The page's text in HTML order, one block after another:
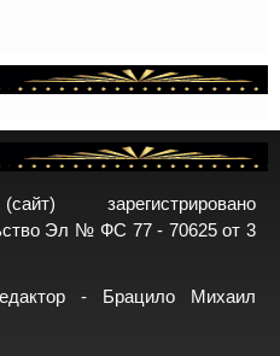
зарегистрировано
Эл № ФС 77 - 70625 от 3
- Брацило Михаил